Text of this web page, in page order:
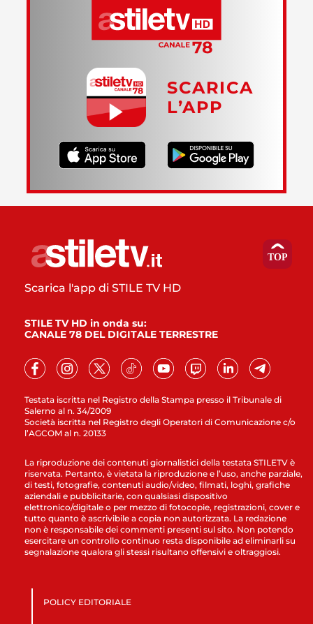
SCARICA
L’APP
Testata iscritta nel Registro della Stampa presso il Tribunale di
Salerno al n. 34/2009
Società iscritta nel Registro degli Operatori di Comunicazione c/o
l’AGCOM al n. 20133
Scarica l'app di STILE TV HD
STILE TV HD in onda su:
CANALE 78 DEL DIGITALE TERRESTRE
La riproduzione dei contenuti giornalistici della testata STILETV è
riservata. Pertanto, è vietata la riproduzione e l’uso, anche parziale,
di testi, fotografie, contenuti audio/video, filmati, loghi, grafiche
aziendali e pubblicitarie, con qualsiasi dispositivo
elettronico/digitale o per mezzo di fotocopie, registrazioni, cover e
tutto quanto è ascrivibile a copia non autorizzata. La redazione
non è responsabile dei commenti presenti sul sito. Non potendo
esercitare un controllo continuo resta disponibile ad eliminarli su
segnalazione qualora gli stessi risultano offensivi e oltraggiosi.
POLICY EDITORIALE